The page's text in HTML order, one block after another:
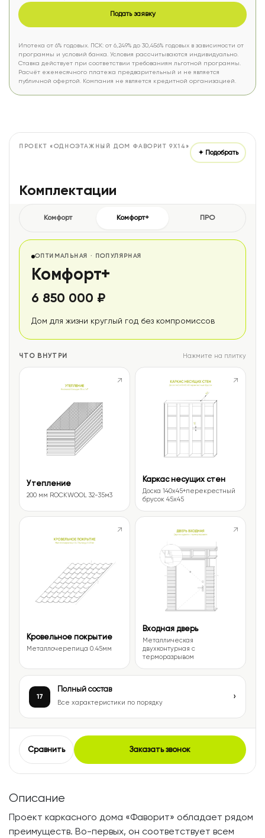
Подать заявку
Ипотека от 6% годовых. ПСК: от 6,249% до 30,456% годовых в зависимости от
программы и условий банка. Условия рассчитываются индивидуально.
Ставка действует при соответствии требованиям льготной программы.
Расчёт ежемесячного платежа предварительный и не является
публичной офертой. Компания не является кредитной организацией.
ПРОЕКТ «ОДНОЭТАЖНЫЙ ДОМ ФАВОРИТ 9X14»
Комплектации
✦ Подобрать
Комфорт Комфорт+ ПРО
ОПТИМАЛЬНАЯ · ПОПУЛЯРНАЯ
Комфорт+
6 850 000 ₽
Дом для жизни круглый год без компромиссов
ЧТО ВНУТРИ Нажмите на плитку
↗
Утепление
200 мм ROCKWOOL 32-35м3
↗
Каркас несущих стен
Доска 140х45+перекрестный
брусок 45х45
↗
Кровельное покрытие
Металлочерепица 0.45мм
↗
Входная дверь
Металлическая
двухконтурная с
терморазрывом
17
Полный состав
Все характеристики по порядку
›
Сравнить Заказать звонок
Описание
Проект каркасного дома «Фаворит» обладает рядом
преимуществ. Во-первых, он соответствует всем